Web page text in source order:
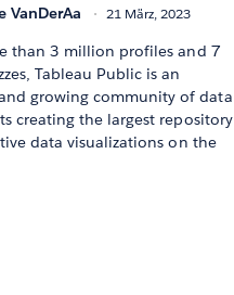
VanDerAa 21 März, 2023
than 3 million profiles and 7
Tableau Public is an
growing community of data
creating the largest repository
data visualizations on the